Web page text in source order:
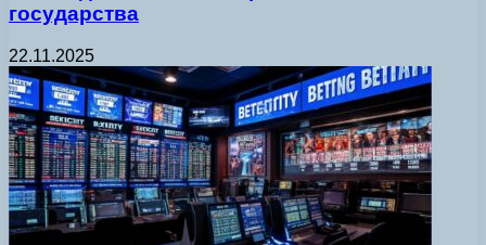
государства
22.11.2025